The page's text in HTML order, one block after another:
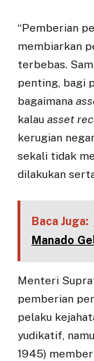
“Pemberian
membiarkan
terbebas.
penting, bagi
bagaimana
kalau asset
kerugian
sekali tidak
dilakukan
Baca Juga:
Manado
Menteri
pemberian
pelaku
yudikatif,
1945)